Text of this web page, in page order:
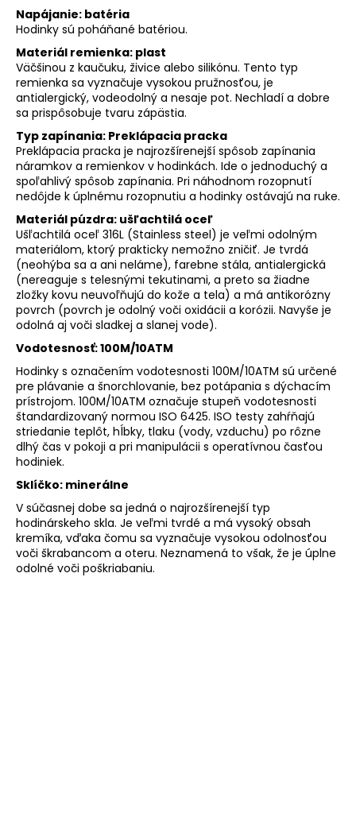
Napájanie: batéria
Hodinky sú poháňané batériou.
Materiál remienka: plast
Väčšinou z kaučuku, živice alebo silikónu. Tento typ
remienka sa vyznačuje vysokou pružnosťou, je
antialergický, vodeodolný a nesaje pot. Nechladí a dobre
sa prispôsobuje tvaru zápästia.
Typ zapínania: Preklápacia pracka
Preklápacia pracka je najrozšírenejší spôsob zapínania
náramkov a remienkov v hodinkách. Ide o jednoduchý a
spoľahlivý spôsob zapínania. Pri náhodnom rozopnutí
nedôjde k úplnému rozopnutiu a hodinky ostávajú na ruke.
Materiál púzdra: ušľachtilá oceľ
Ušľachtilá oceľ 316L (Stainless steel) je veľmi odolným
materiálom, ktorý prakticky nemožno zničiť. Je tvrdá
(neohýba sa a ani neláme), farebne stála, antialergická
(nereaguje s telesnými tekutinami, a preto sa žiadne
zložky kovu neuvoľňujú do kože a tela) a má antikorózny
povrch (povrch je odolný voči oxidácii a korózii. Navyše je
odolná aj voči sladkej a slanej vode).
Vodotesnosť: 100M/10ATM
Hodinky s označením vodotesnosti 100M/10ATM sú určené
pre plávanie a šnorchlovanie, bez potápania s dýchacím
prístrojom. 100M/10ATM označuje stupeň vodotesnosti
štandardizovaný normou ISO 6425. ISO testy zahŕňajú
striedanie teplôt, hĺbky, tlaku (vody, vzduchu) po rôzne
dlhý čas v pokoji a pri manipulácii s operatívnou časťou
hodiniek.
Sklíčko: minerálne
V súčasnej dobe sa jedná o najrozšírenejší typ
hodinárskeho skla. Je veľmi tvrdé a má vysoký obsah
kremíka, vďaka čomu sa vyznačuje vysokou odolnosťou
voči škrabancom a oteru. Neznamená to však, že je úplne
odolné voči poškriabaniu.